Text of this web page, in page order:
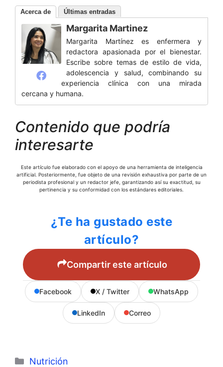
Acerca de Últimas entradas
Margarita Martinez
Margarita Martínez es enfermera y
redactora apasionada por el bienestar.
Escribe sobre temas de estilo de vida,
adolescencia y salud, combinando su
experiencia clínica con una mirada
cercana y humana.
Contenido que podría
interesarte
Este artículo fue elaborado con el apoyo de una herramienta de inteligencia
artificial. Posteriormente, fue objeto de una revisión exhaustiva por parte de un
periodista profesional y un redactor jefe, garantizando así su exactitud, su
pertinencia y su conformidad con los estándares editoriales.
¿Te ha gustado este
artículo?
Compartir este artículo
Facebook X / Twitter WhatsApp
LinkedIn Correo
Categorías
Nutrición